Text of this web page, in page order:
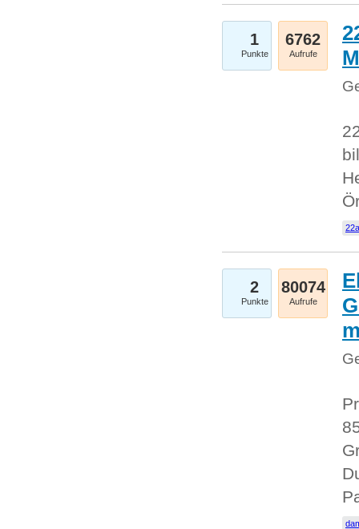
1
Punkte
6762
Aufrufe
2
Punkte
80074
Aufrufe